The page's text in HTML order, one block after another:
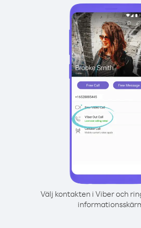
Välj kontakten i Viber och